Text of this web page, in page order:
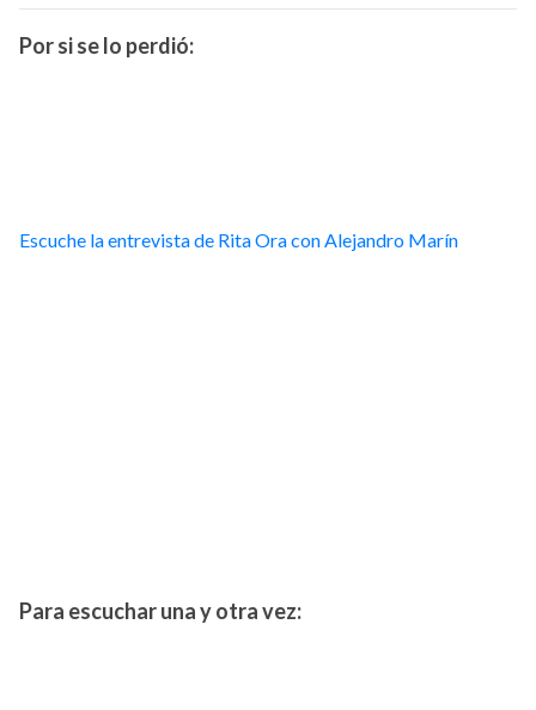
Por si se lo perdió:
Escuche la entrevista de Rita Ora con Alejandro Marín
Para escuchar una y otra vez: